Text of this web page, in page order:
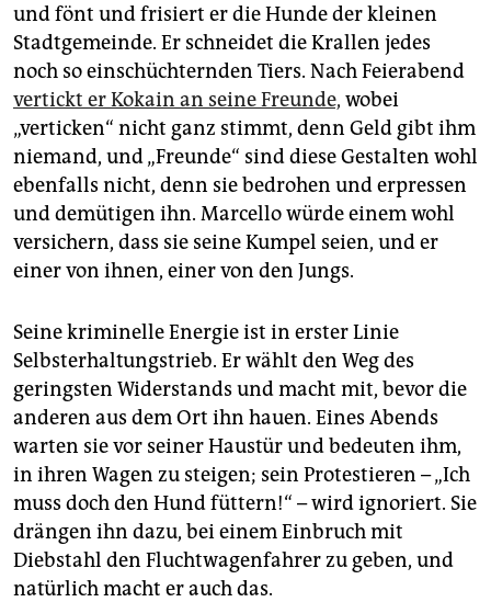
und fönt und frisiert er die Hunde der kleinen
Stadtgemeinde. Er schneidet die Krallen jedes
noch so einschüchternden Tiers. Nach Feierabend
vertickt er Kokain an seine Freunde, wobei
„verticken“ nicht ganz stimmt, denn Geld gibt ihm
niemand, und „Freunde“ sind diese Gestalten wohl
ebenfalls nicht, denn sie bedrohen und erpressen
und demütigen ihn. Marcello würde einem wohl
versichern, dass sie seine Kumpel seien, und er
einer von ihnen, einer von den Jungs.
Seine kriminelle Energie ist in erster Linie
Selbsterhaltungstrieb. Er wählt den Weg des
geringsten Widerstands und macht mit, bevor die
anderen aus dem Ort ihn hauen. Eines Abends
warten sie vor seiner Haustür und bedeuten ihm,
in ihren Wagen zu steigen; sein Protestieren – „Ich
muss doch den Hund füttern!“ – wird ignoriert. Sie
drängen ihn dazu, bei einem Einbruch mit
Diebstahl den Fluchtwagenfahrer zu geben, und
natürlich macht er auch das.